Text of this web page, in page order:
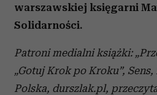
warszawskiej księgarni
Solidarności.
Patroni medialni książki:
„Gotuj Krok po Kroku”,
Polska, durszlak.pl,